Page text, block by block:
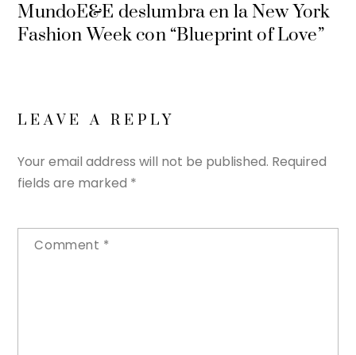
MundoE&E deslumbra en la New York
Fashion Week con “Blueprint of Love”
LEAVE A REPLY
Your email address will not be published. Required
fields are marked *
Comment *